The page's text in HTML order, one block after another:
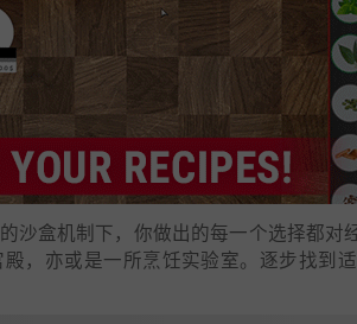
沙盒机制下，你做出的每一个选择都
，亦或是一所烹饪实验室。逐步找到